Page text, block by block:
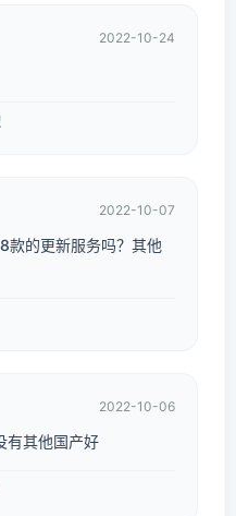
2022-10-24
2022-10-07
款的更新服务吗？其他
2022-10-06
有其他国产好